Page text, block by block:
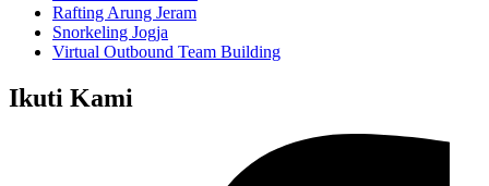
Rafting Arung Jeram
Snorkeling Jogja
Virtual Outbound Team Building
Ikuti Kami